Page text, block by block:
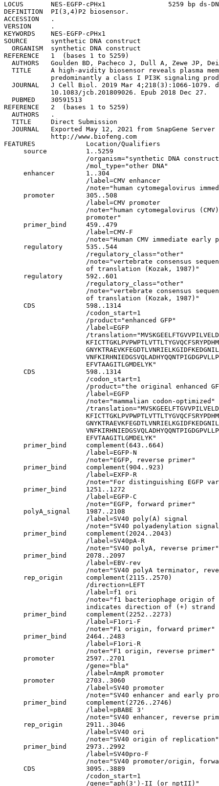
LOCUS       NES-EGFP-cPHx1                5259 bp ds-
DEFINITION  PI(3,4)P2 biosensor.
ACCESSION   .
VERSION     .
KEYWORDS    NES-EGFP-cPHx1
SOURCE      synthetic DNA construct
  ORGANISM  synthetic DNA construct
REFERENCE   1  (bases 1 to 5259)
AUTHORS   Goulden BD, Pacheco J, Dull A, Zewe JP,
TITLE     A high-avidity biosensor reveals plasma
predominantly a class I PI3K signaling
JOURNAL   J Cell Biol. 2019 Mar 4;218(3):1066-1079.
            10.1083/jcb.201809026. Epub 2018 Dec 27.
  PUBMED    30591513
REFERENCE   2  (bases 1 to 5259)
  AUTHORS   .
  TITLE     Direct Submission
JOURNAL   Exported May 12, 2021 from SnapGene Server
            http://www.biofeng.com
FEATURES             Location/Qualifiers
     source          1..5259
/organism="synthetic DNA
                     /mol_type="other DNA"
     enhancer        1..304
                     /label=CMV enhancer
/note="human cytomegalovirus
     promoter        305..508
                     /label=CMV promoter
/note="human cytomegalovirus
                     promoter"
     primer_bind     459..479
                     /label=CMV-F
/note="Human CMV immediate early
     regulatory      535..544
                     /regulatory_class="other"
/note="vertebrate consensus
                     of translation (Kozak, 1987)"
     regulatory      592..601
                     /regulatory_class="other"
/note="vertebrate consensus
                     of translation (Kozak, 1987)"
     CDS             598..1314
                     /codon_start=1
                     /product="enhanced GFP"
                     /label=EGFP
/
                     EFVTAAGITLGMDELYK"
     CDS             598..1314
                     /codon_start=1
/product="the original enhanced
                     /label=EGFP
                     /note="mammalian codon-optimized"
/
                     EFVTAAGITLGMDELYK"
     primer_bind     complement(643..664)
                     /label=EGFP-N
                     /note="EGFP, reverse primer"
     primer_bind     complement(904..923)
                     /label=EXFP-R
/note="For distinguishing EGFP
     primer_bind     1251..1272
                     /label=EGFP-C
                     /note="EGFP, forward primer"
     polyA_signal    1987..2108
                     /label=SV40 poly(A) signal
/note="SV40 polyadenylation
     primer_bind     complement(2024..2043)
                     /label=SV40pA-R
                     /note="SV40 polyA, reverse primer"
     primer_bind     2078..2097
                     /label=EBV-rev
/note="SV40 polyA terminator,
     rep_origin      complement(2115..2570)
                     /direction=LEFT
                     /label=f1 ori
/note="f1 bacteriophage origin
indicates direction of (+) strand
     primer_bind     complement(2252..2273)
                     /label=F1ori-F
                     /note="F1 origin, forward primer"
     primer_bind     2464..2483
                     /label=F1ori-R
                     /note="F1 origin, reverse primer"
     promoter        2597..2701
                     /gene="bla"
                     /label=AmpR promoter
     promoter        2703..3060
                     /label=SV40 promoter
/note="SV40 enhancer and early
     primer_bind     complement(2726..2746)
                     /label=pBABE 3'
/note="SV40 enhancer, reverse
     rep_origin      2911..3046
                     /label=SV40 ori
                     /note="SV40 origin of replication"
     primer_bind     2973..2992
                     /label=SV40pro-F
/note="SV40 promoter/origin,
     CDS             3095..3889
                     /codon_start=1
                     /gene="aph(3')-II (or nptII)"